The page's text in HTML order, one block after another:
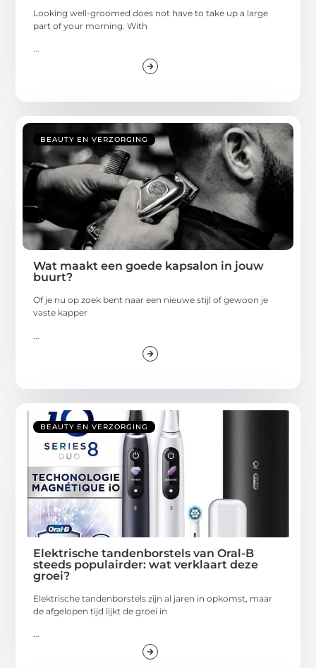
Looking well-groomed does not have to take up a large
part of your morning. With
...
BEAUTY EN VERZORGING
Wat maakt een goede kapsalon in jouw
buurt?
Of je nu op zoek bent naar een nieuwe stijl of gewoon je
vaste kapper
BEAUTY EN VERZORGING
Elektrische tandenborstels van Oral-B
steeds populairder: wat verklaart deze
groei?
Elektrische tandenborstels zijn al jaren in opkomst, maar
de afgelopen tijd lijkt de groei in